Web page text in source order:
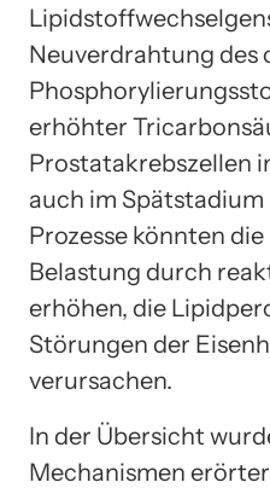
Neuverdrahtung des
erhöhter
Prostatakrebszellen
auch im
Prozesse könnten
Belastung durch
erhöhen, die
Störungen der
verursachen.
In der Übersicht
Mechanismen